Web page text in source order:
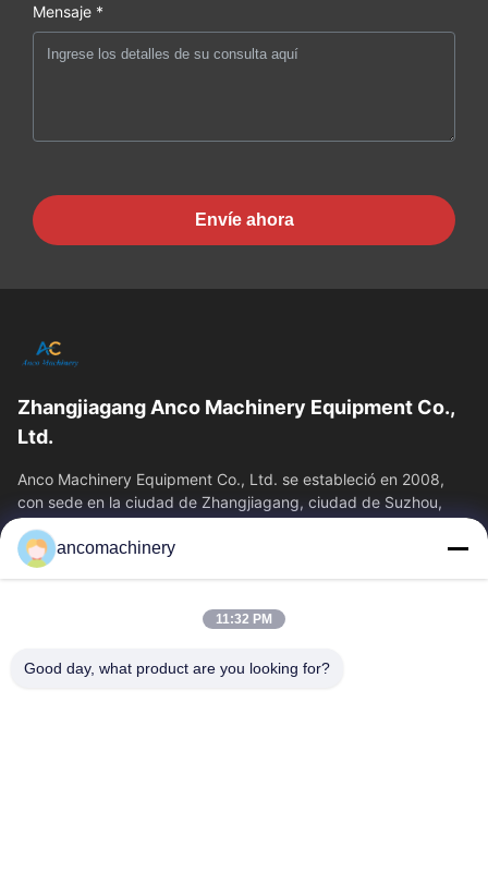
Mensaje *
Envíe ahora
Zhangjiagang Anco Machinery Equipment Co.,
Ltd.
Anco Machinery Equipment Co., Ltd. se estableció en 2008,
con sede en la ciudad de Zhangjiagang, ciudad de Suzhou,
provincia de Jiangsu. Es una...
Enlaces Rápidos
Sobre Nosotros
Visita A La Fábrica
Control De Calidad
ancomachinery
11:32 PM
Good day, what product are you looking for?